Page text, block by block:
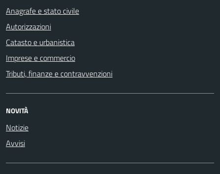
Anagrafe e stato civile
Autorizzazioni
Catasto e urbanistica
Imprese e commercio
Tributi, finanze e contravvenzioni
NOVITÀ
Notizie
Avvisi